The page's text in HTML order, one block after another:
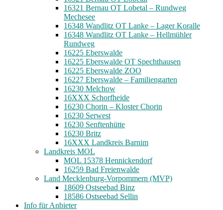
16321 Bernau OT Lobetal – Rundweg
Mechesee
16348 Wandlitz OT Lanke – Lager Koralle
16348 Wandlitz OT Lanke – Hellmühler
Rundweg
16225 Eberswalde
16225 Eberswalde OT Spechthausen
16225 Eberswalde ZOO
16227 Eberswalde – Familiengarten
16230 Melchow
16XXX Schorfheide
16230 Chorin – Kloster Chorin
16230 Serwest
16230 Senftenhütte
16230 Britz
16XXX Landkreis Barnim
Landkreis MOL
MOL 15378 Hennickendorf
16259 Bad Freienwalde
Land Mecklenburg-Vorpommern (MVP)
18609 Ostseebad Binz
18586 Ostseebad Sellin
Info für Anbieter